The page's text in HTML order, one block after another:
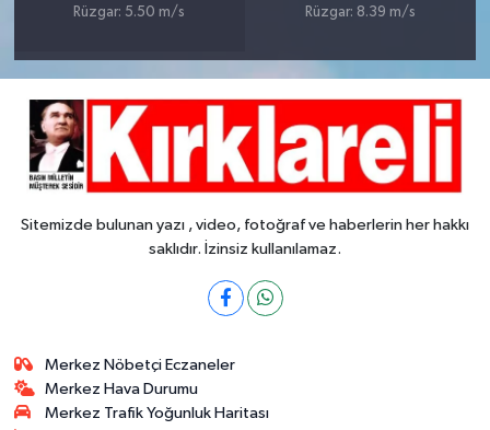
Rüzgar: 5.50 m/s
Rüzgar: 8.39 m/s
Sitemizde bulunan yazı , video, fotoğraf ve haberlerin her hakkı
saklıdır. İzinsiz kullanılamaz.
Merkez Nöbetçi Eczaneler
Merkez Hava Durumu
Merkez Trafik Yoğunluk Haritası